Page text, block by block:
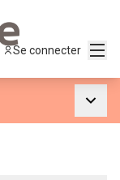
Se connecter